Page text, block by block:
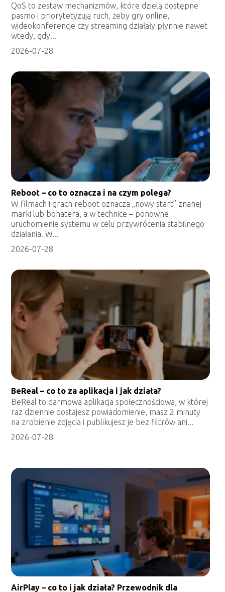
QoS to zestaw mechanizmów, które dzielą dostępne
pasmo i priorytetyzują ruch, żeby gry online,
wideokonferencje czy streaming działały płynnie nawet
wtedy, gdy...
2026-07-28
Reboot – co to oznacza i na czym polega?
W filmach i grach reboot oznacza „nowy start” znanej
marki lub bohatera, a w technice – ponowne
uruchomienie systemu w celu przywrócenia stabilnego
działania. W...
2026-07-28
BeReal – co to za aplikacja i jak działa?
BeReal to darmowa aplikacja społecznościowa, w której
raz dziennie dostajesz powiadomienie, masz 2 minuty
na zrobienie zdjęcia i publikujesz je bez filtrów ani...
2026-07-28
AirPlay – co to i jak działa? Przewodnik dla